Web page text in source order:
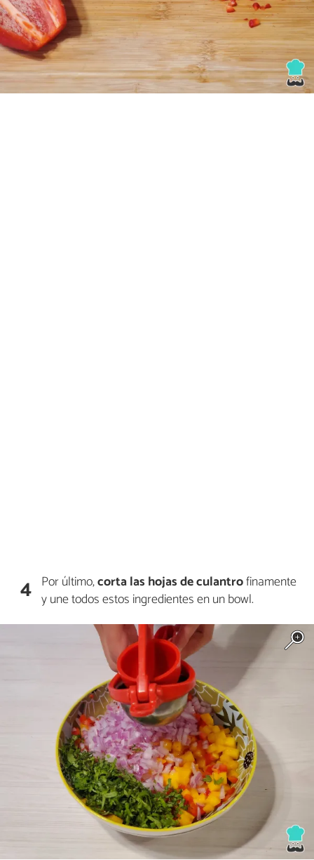
4 Por último,corta las hojas deculantrofinamente
y une todos estos ingredientes en un bowl.